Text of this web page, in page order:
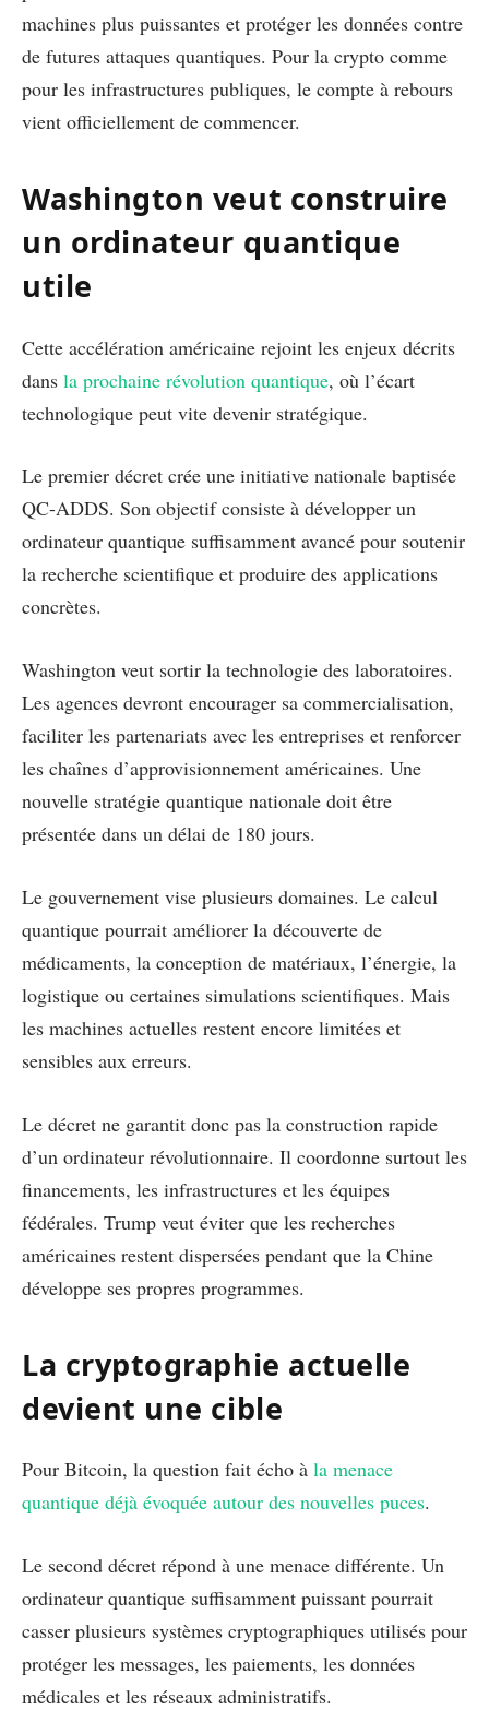
machines plus puissantes et protéger les données contre
de futures attaques quantiques. Pour la crypto comme
pour les infrastructures publiques, le compte à rebours
vient officiellement de commencer.
Washington veut construire
un ordinateur quantique
utile
Cette accélération américaine rejoint les enjeux décrits
dans la prochaine révolution quantique, où l’écart
technologique peut vite devenir stratégique.
Le premier décret crée une initiative nationale baptisée
QC-ADDS. Son objectif consiste à développer un
ordinateur quantique suffisamment avancé pour soutenir
la recherche scientifique et produire des applications
concrètes.
Washington veut sortir la technologie des laboratoires.
Les agences devront encourager sa commercialisation,
faciliter les partenariats avec les entreprises et renforcer
les chaînes d’approvisionnement américaines. Une
nouvelle stratégie quantique nationale doit être
présentée dans un délai de 180 jours.
Le gouvernement vise plusieurs domaines. Le calcul
quantique pourrait améliorer la découverte de
médicaments, la conception de matériaux, l’énergie, la
logistique ou certaines simulations scientifiques. Mais
les machines actuelles restent encore limitées et
sensibles aux erreurs.
Le décret ne garantit donc pas la construction rapide
d’un ordinateur révolutionnaire. Il coordonne surtout les
financements, les infrastructures et les équipes
fédérales. Trump veut éviter que les recherches
américaines restent dispersées pendant que la Chine
développe ses propres programmes.
La cryptographie actuelle
devient une cible
Pour Bitcoin, la question fait écho à la menace
quantique déjà évoquée autour des nouvelles puces.
Le second décret répond à une menace différente. Un
ordinateur quantique suffisamment puissant pourrait
casser plusieurs systèmes cryptographiques utilisés pour
protéger les messages, les paiements, les données
médicales et les réseaux administratifs.